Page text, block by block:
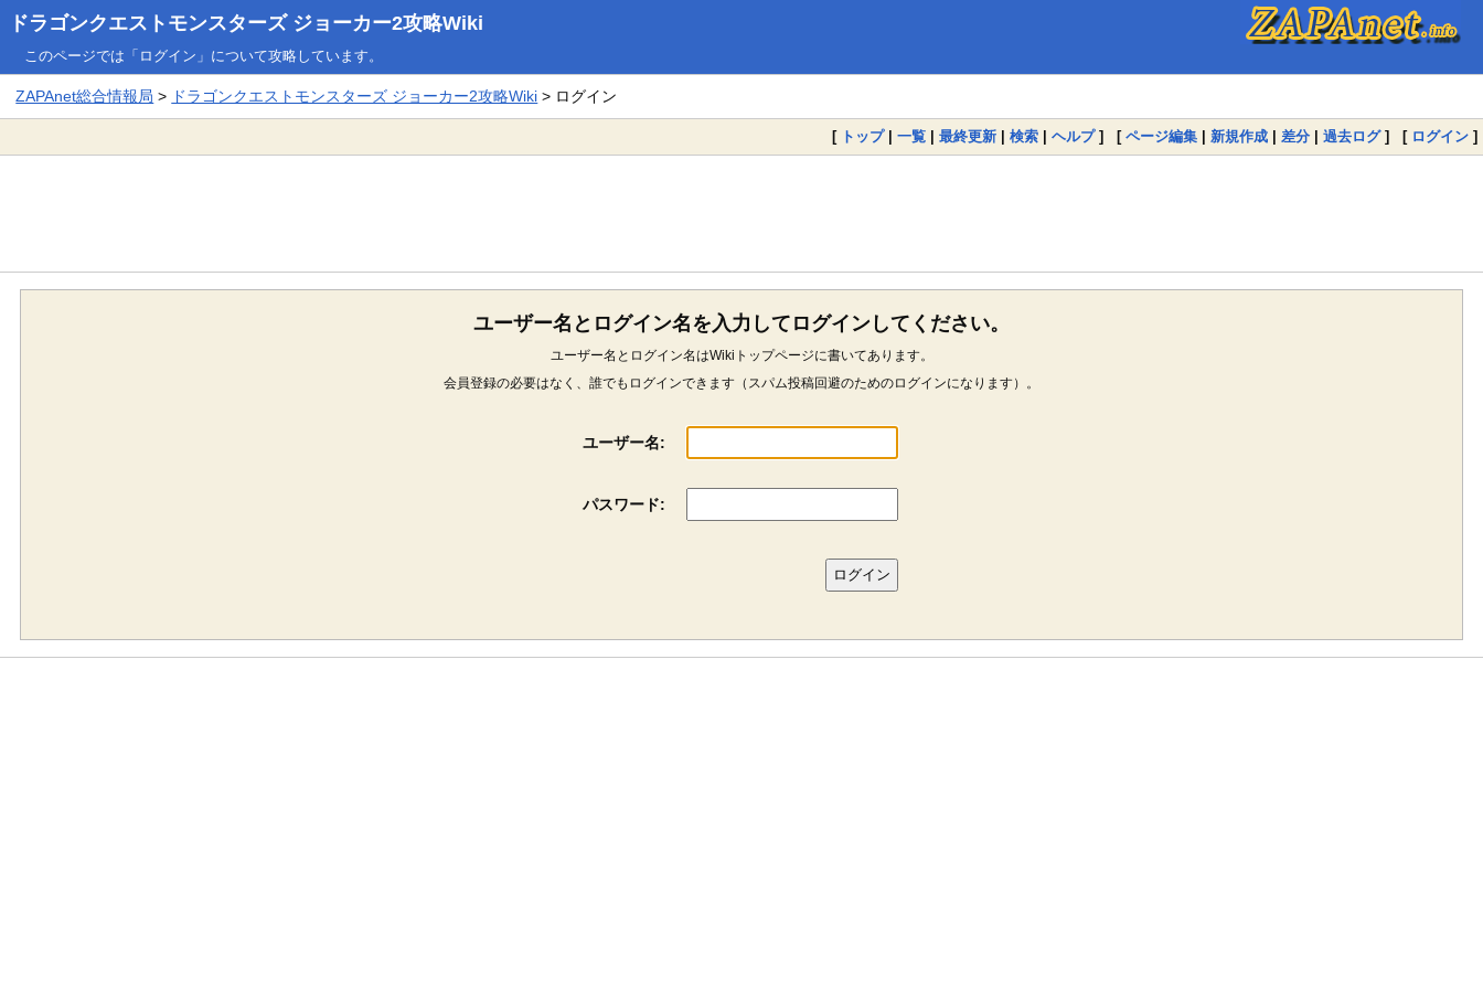
ドラゴンクエストモンスターズ ジョーカー2攻略Wiki
このページでは「ログイン」について攻略しています。
ZAPAnet総合情報局 > ドラゴンクエストモンスターズ ジョーカー2攻略Wiki > ログイン
[ トップ| 一覧 | 最終更新 | 検索 | ヘルプ] [ ページ編集 | 新規作成 | 差分 | 過去ログ] [ ログイン ]
ユーザー名とログイン名を入力してログインしてください。
ユーザー名とログイン名はWikiトップページに書いてあります。
会員登録の必要はなく、誰でもログインできます（スパム投稿回避のためのログインになります）。
ユーザー名:
パスワード: